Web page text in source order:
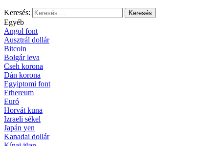
Keresés:
Egyéb
Angol font
Ausztrál dollár
Bitcoin
Bolgár leva
Cseh korona
Dán korona
Egyiptomi font
Ethereum
Euró
Horvát kuna
Izraeli sékel
Japán yen
Kanadai dollár